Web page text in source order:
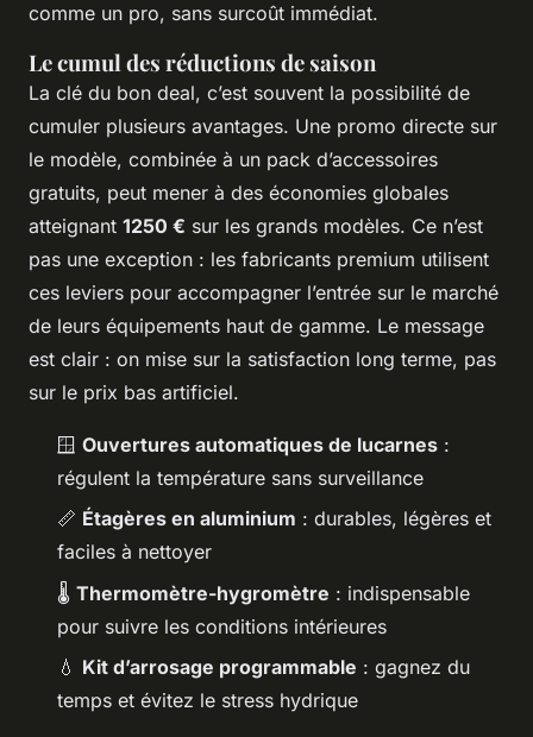
comme un pro, sans surcoût immédiat.
Le cumul des réductions de saison
La clé du bon deal, c’est souvent la possibilité de
cumuler plusieurs avantages. Une promo directe sur
le modèle, combinée à un pack d’accessoires
gratuits, peut mener à des économies globales
atteignant 1250 € sur les grands modèles. Ce n’est
pas une exception : les fabricants premium utilisent
ces leviers pour accompagner l’entrée sur le marché
de leurs équipements haut de gamme. Le message
est clair : on mise sur la satisfaction long terme, pas
sur le prix bas artificiel.
🪟 Ouvertures automatiques de lucarnes :
régulent la température sans surveillance
📏 Étagères en aluminium : durables, légères et
faciles à nettoyer
🌡️ Thermomètre-hygromètre : indispensable
pour suivre les conditions intérieures
💧 Kit d’arrosage programmable : gagnez du
temps et évitez le stress hydrique